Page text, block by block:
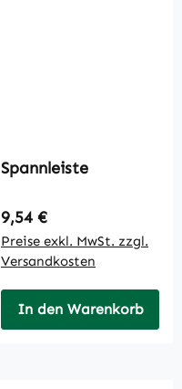
Spannleiste
Regulärer Preis:
9,54 €
Preise exkl. MwSt. zzgl.
Versandkosten
In den Warenkorb